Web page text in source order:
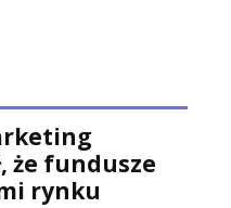
że fundusze
rynku